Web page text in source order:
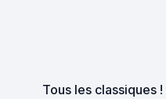
Tous les classiques !